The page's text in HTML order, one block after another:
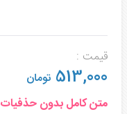
قیمت :
513,000 تومان
متن کامل بدون حذفیات